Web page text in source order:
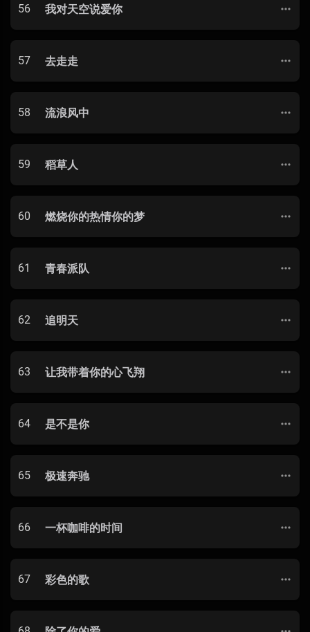
56 我对天空说爱你
57 去走走
58 流浪风中
59 稻草人
60 燃烧你的热情你的梦
61 青春派队
62 追明天
63 让我带着你的心飞翔
64 是不是你
65 极速奔驰
66 一杯咖啡的时间
67 彩色的歌